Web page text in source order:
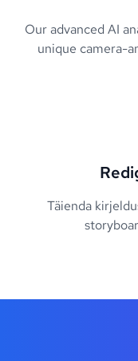
Our advanced AI
unique camera-
Täienda